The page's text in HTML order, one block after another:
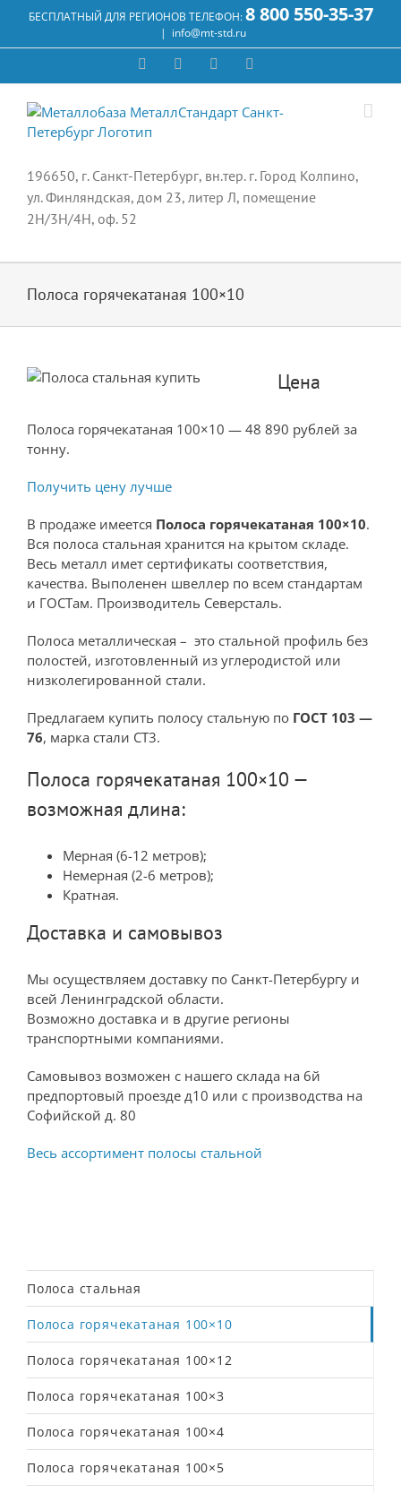
content
БЕСПЛАТНЫЙ ДЛЯ РЕГИОНОВ ТЕЛЕФОН:8 800 550-35-37
| info@mt-std.ru
WhatsApp Email
196650, г. Санкт-Петербург, вн.тер. г. Город Колпино,
ул. Финляндская, дом 23, литер Л, помещение
2Н/3Н/4Н, оф. 52
Полоса горячекатаная 100×10
Цена
Полоса горячекатаная 100×10 — 48 890 рублей за
тонну.
Получить цену лучше
В продаже имеется Полоса горячекатаная 100×10.
Вся полоса стальная хранится на крытом складе.
Весь металл имет сертификаты соответствия,
качества. Выполенен швеллер по всем стандартам
и ГОСТам. Производитель Северсталь.
Полоса металлическая – это стальной профиль без
полостей, изготовленный из углеродистой или
низколегированной стали.
Предлагаем купить полосу стальную по ГОСТ 103 —
76, марка стали СТ3.
Полоса горячекатаная 100×10 —
возможная длина:
Мерная (6-12 метров);
Немерная (2-6 метров);
Кратная.
Доставка и самовывоз
Мы осуществляем доставку по Санкт-Петербургу и
всей Ленинградской области.
Возможно доставка и в другие регионы
транспортными компаниями.
Самовывоз возможен с нашего склада на 6й
предпортовый проезде д10 или с производства на
Софийской д. 80
Весь ассортимент полосы стальной
Полоса стальная
Полоса горячекатаная 100×10
Полоса горячекатаная 100×12
Полоса горячекатаная 100×3
Полоса горячекатаная 100×4
Полоса горячекатаная 100×5